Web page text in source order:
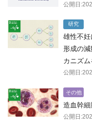
公開日
研究
雄性不
形成の
カニズム
公開日
その他
造血幹
公開日